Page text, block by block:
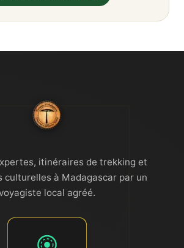
itinéraires de trekking et
culturelles à Madagascar par un
local agréé.